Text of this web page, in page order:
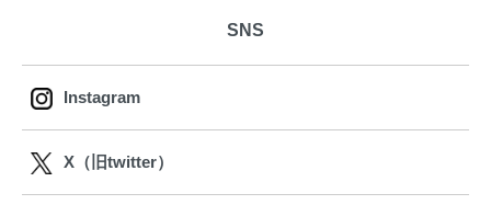
SNS
Instagram
X（旧twitter）